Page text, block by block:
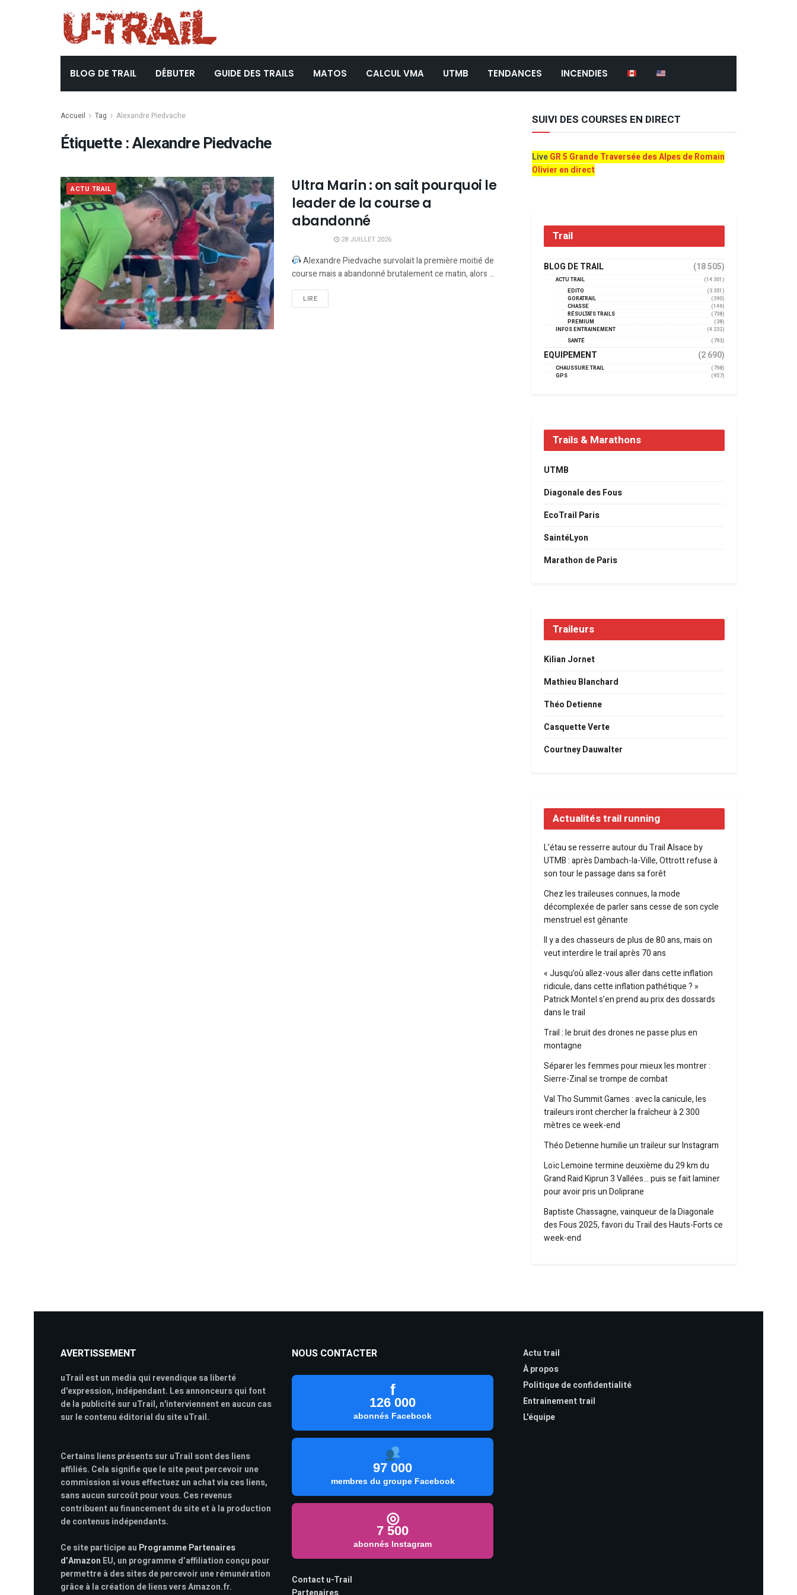
BLOG DE TRAIL DÉBUTER GUIDE DES TRAILS MATOS CALCUL VMA UTMB TENDANCES INCENDIES
Accueil Tag Alexandre Piedvache
Étiquette :Alexandre Piedvache
ACTU TRAIL
Ultra Marin : on sait pourquoi le
leader de la course a
abandonné
28 JUILLET 2026
Alexandre Piedvache survolait la première moitié de
course mais a abandonné brutalement ce matin, alors ...
LIRE
SUIVI DES COURSES EN DIRECT
LiveGR 5 Grande Traversée des Alpes de Romain
Olivier en direct
Trail
BLOG DE TRAIL (18 505)
ACTU TRAIL
(14 301)
EDITO
(3 351)
GORATRAIL
(390)
CHASSE
(149)
RÉSULTATS TRAILS
(738)
PREMIUM
(38)
INFOS ENTRAINEMENT
(4 232)
SANTÉ
(793)
EQUIPEMENT (2 690)
CHAUSSURE TRAIL
(798)
GPS
(957)
Trails & Marathons
UTMB
Diagonale des Fous
EcoTrail Paris
SaintéLyon
Marathon de Paris
Traileurs
Kilian Jornet
Mathieu Blanchard
Théo Detienne
Casquette Verte
Courtney Dauwalter
Actualités trail running
L’étau se resserre autour du Trail Alsace by
UTMB : après Dambach-la-Ville, Ottrott refuse à
son tour le passage dans sa forêt
Chez les traileuses connues, la mode
décomplexée de parler sans cesse de son cycle
menstruel est gênante
Il y a des chasseurs de plus de 80 ans, mais on
veut interdire le trail après 70 ans
« Jusqu’où allez-vous aller dans cette inflation
ridicule, dans cette inflation pathétique ? »
Patrick Montel s’en prend au prix des dossards
dans le trail
Trail : le bruit des drones ne passe plus en
montagne
Séparer les femmes pour mieux les montrer :
Sierre-Zinal se trompe de combat
Val Tho Summit Games : avec la canicule, les
traileurs iront chercher la fraîcheur à 2 300
mètres ce week-end
Théo Detienne humilie un traileur sur Instagram
Loïc Lemoine termine deuxième du 29 km du
Grand Raid Kiprun 3 Vallées… puis se fait laminer
pour avoir pris un Doliprane
Baptiste Chassagne, vainqueur de la Diagonale
des Fous 2025, favori du Trail des Hauts-Forts ce
week-end
AVERTISSEMENT
uTrail est un media qui revendique sa liberté
d'expression, indépendant. Les annonceurs qui font
de la publicité sur uTrail, n'interviennent en aucun cas
sur le contenu éditorial du site uTrail.
Certains liens présents sur uTrail sont des liens
affiliés. Cela signifie que le site peut percevoir une
commission si vous effectuez un achat via ces liens,
sans aucun surcoût pour vous. Ces revenus
contribuent au financement du site et à la production
de contenus indépendants.
Ce site participe au Programme Partenaires
d’Amazon EU, un programme d’affiliation conçu pour
permettre à des sites de percevoir une rémunération
grâce à la création de liens vers Amazon.fr.
NOUS CONTACTER
f
126 000
abonnés Facebook
97 000
membres du groupe Facebook
◎
7 500
abonnés Instagram
Contact u-Trail
Actu trail
À propos
Politique de confidentialité
Entrainement trail
L'équipe